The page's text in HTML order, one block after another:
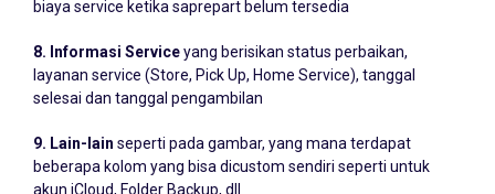
biaya service ketika saprepart belum tersedia
8. Informasi Service
yang berisikan status perbaikan,
layanan service (Store, Pick Up, Home Service), tanggal
selesai dan tanggal pengambilan
9. Lain-lain
seperti pada gambar, yang mana terdapat
beberapa kolom yang bisa dicustom sendiri seperti untuk